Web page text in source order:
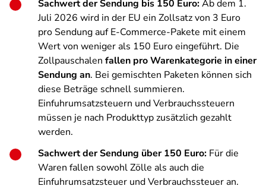
Sachwert der Sendung bis 150 Euro:Ab dem 1.
Juli 2026 wird in der EU ein Zollsatz von 3 Euro
pro Sendung auf E-Commerce-Pakete mit einem
Wert von weniger als 150 Euro eingeführt. Die
Zollpauschalen fallen pro Warenkategorie in einer
Sendung an. Bei gemischten Paketen können sich
diese Beträge schnell summieren.
Einfuhrumsatzsteuern und Verbrauchssteuern
müssen je nach Produkttyp zusätzlich gezahlt
werden.
Sachwert der Sendung über 150 Euro: Für die
Waren fallen sowohl Zölle als auch die
Einfuhrumsatzsteuer und Verbrauchssteuer an.